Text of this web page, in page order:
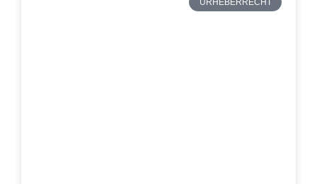
URHEBERRECHT